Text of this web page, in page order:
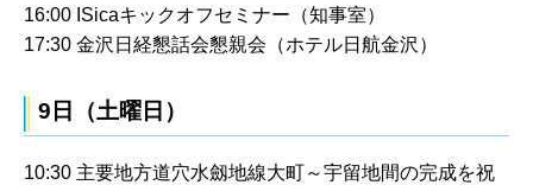
16:00 ISicaキックオフセミナー（知事室）
17:30 金沢日経懇話会懇親会（ホテル日航金沢）
9日（土曜日）
10:30 主要地方道穴水劔地線大町～宇留地間の完成を祝